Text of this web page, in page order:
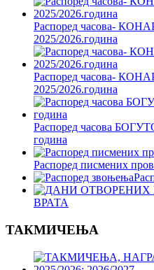
Распоред часова-
2025/2026.година
Распоред часова-
2025/2026.година
Распоред часова
година
Распоред писмених
ВРАТА
ТАКМИЧЕЊА